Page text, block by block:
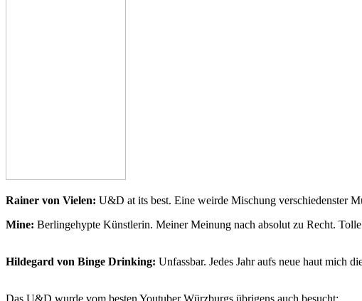
Rainer von Vielen: U&D at its best. Eine weirde Mischung verschiedenster
Mine: Berlingehypte Künstlerin. Meiner Meinung nach absolut zu Recht.
Hildegard von Binge Drinking: Unfassbar. Jedes Jahr aufs neue haut mich
Das U&D wurde vom besten Youtuber Würzburgs übrigens auch besucht: